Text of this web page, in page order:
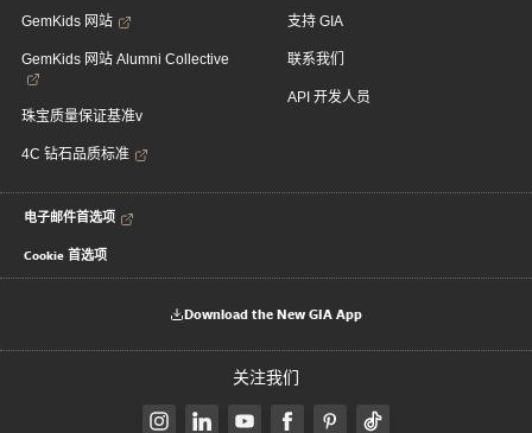
GemKids 网站
GemKids 网站 Alumni Collective
珠宝质量保证基准v
4C 钻石品质标准
支持 GIA
联系我们
API 开发人员
电子邮件首选项
Cookie 首选项
Download the New GIA App
关注我们